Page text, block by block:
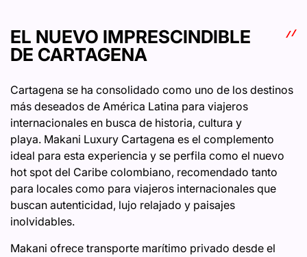
EL NUEVO IMPRESCINDIBLE
DE CARTAGENA
Cartagena se ha consolidado como uno de los destinos
más deseados de América Latina para viajeros
internacionales en busca de historia, cultura y
playa. Makani Luxury Cartagena es el complemento
ideal para esta experiencia y se perfila como el nuevo
hot spot del Caribe colombiano, recomendado tanto
para locales como para viajeros internacionales que
buscan autenticidad, lujo relajado y paisajes
inolvidables.
Makani ofrece transporte marítimo privado desde el